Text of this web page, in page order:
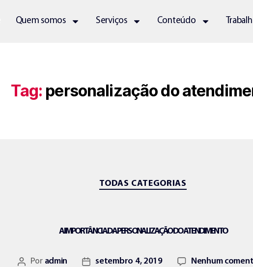
Quem somos Serviços Conteúdo
Tag: personalização do
TODAS CATEGORIAS
A IMPORTÂNCIA DA PERSONALIZAÇÃO DO ATENDIMENTO
Por admin setembro 4, 2019 Nenhum